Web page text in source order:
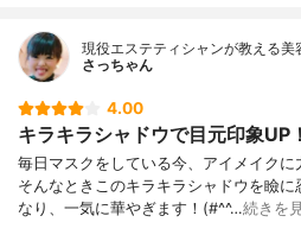
現役エステティシャンが教える
さっちゃん
4.00
キラキラシャドウで目元印象UP！
毎日マスクをしている今、アイメイクに
そんなときこのキラキラシャドウを瞼に
なり、一気に華やぎます！(#^^…続きを